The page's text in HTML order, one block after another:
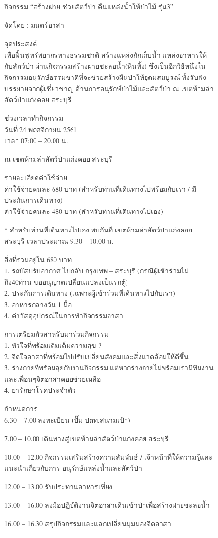
กิจกรรม “สร้างฝาย ช่วยสัตว์ป่า คืนแหล่งน้ำให้ป่าไม้ รุ่น3”
จัดโดย : มนตร์อาสา
จุดประสงค์
เพื่อฟื้นฟูทรัพยากรทางธรรมชาติ สร้างแหล่งกักเก็บน้ำ แหล่งอาหารให้
กับสัตว์ป่า ผ่านกิจกรรมสร้างฝายชะลอน้ำ(หินทิ้ง) ซึ่งเป็นอีกวิธีหนึ่งใน
กิจกรรมอนุรักษ์ธรรมชาติที่จะช่วยสร้างผืนป่าให้อุดมสมบูรณ์ ทั้งรับฟัง
บรรยายจากผู้เชี่ยวชาญ ด้านการอนุรักษ์ป่าไม้และสัตว์ป่า ณ เขตห้ามล่า
สัตว์ป่าแก่งคอย สระบุรี
ช่วงเวลาทำกิจกรรม
วันที่ 24 พฤศจิกายน 2561
เวลา 07:00 – 20.00 น.
ณ เขตห้ามล่าสัตว์ป่าแก่งคอย สระบุรี
รายละเอียดค่าใช้จ่าย
ค่าใช้จ่ายคนละ 680 บาท (สำหรับท่านที่เดินทางไปพร้อมกับเรา / มี
ประกันการเดินทาง)
ค่าใช้จ่ายคนละ 480 บาท (สำหรับท่านที่เดินทางไปเอง)
* สำหรับท่านที่เดินทางไปเอง พบกันที่ เขตห้ามล่าสัตว์ป่าแก่งคอย
สระบุรี เวลาประมาณ 9.30 – 10.00 น.
สิ่งที่รวมอยู่ใน 680 บาท
1. รถบัสปรับอากาศ ไปกลับ กรุงเทพ – สระบุรี (กรณีผู้เข้าร่วมไม่
ถึง40ท่าน ขออนุญาตเปลี่ยนแปลงเป็นรถตู้)
2. ประกันการเดินทาง (เฉพาะผู้เข้าร่วมที่เดินทางไปกับเรา)
3. อาหารกลางวัน 1 มื้อ
4. ค่าวัสดุอุปกรณ์ในการทำกิจกรรมอาสา
การเตรียมตัวสาหรับมาร่วมกิจกรรม
1. หัวใจที่พร้อมเติมเต็มความสุข ?
2. จิตใจอาสาที่พร้อมไปปรับเปลี่ยนสังคมและสิ่งแวดล้อมให้ดีขึ้น
3. ร่างกายที่พร้อมลุยกับงานกิจกรรม แต่หากร่างกายไม่พร้อมเรามีทีมงาน
และเพื่อนๆจิตอาสาคอยช่วยเหลือ
4. ยารักษาโรคประจำตัว
กำหนดการ
6.30 – 7.00 ลงทะเบียน (ปั๊ม ปตท.สนามเป้า)
7.00 – 10.00 เดินทางสู่เขตห้ามล่าสัตว์ป่าแก่งคอย สระบุรี
10.00 – 12.00 กิจกรรมเสริมสร้างความสัมพันธ์ / เจ้าหน้าที่ให้ความรู้และ
แนะนำเกี่ยวกับการ อนุรักษ์แหล่งน้ำและสัตว์ป่า
12.00 – 13.00 รับประทานอาหารเที่ยง
13.00 – 16.00 ลงมือปฏิบัติงานจิตอาสาเดินเข้าป่าเพื่อสร้างฝายชะลอน้ำ
16.00 – 16.30 สรุปกิจกรรมและแลกเปลี่ยนมุมมองจิตอาสา